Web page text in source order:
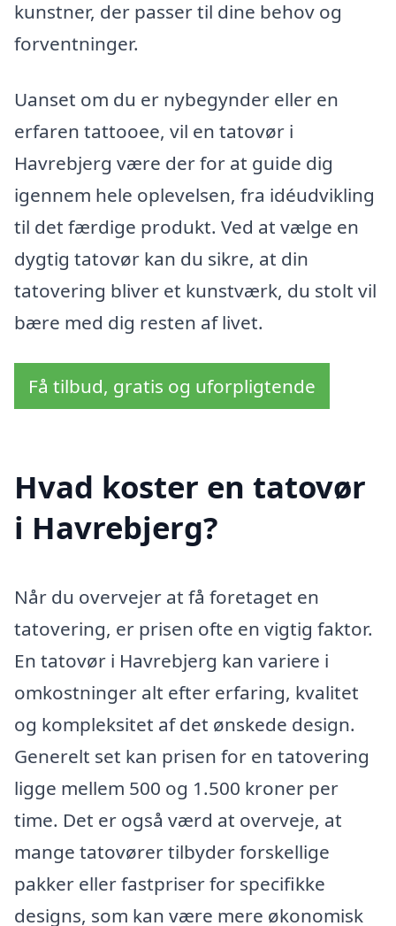
kunstner, der passer til dine behov og
forventninger.
Uanset om du er nybegynder eller en
erfaren tattooee, vil en tatovør i
Havrebjerg være der for at guide dig
igennem hele oplevelsen, fra idéudvikling
til det færdige produkt. Ved at vælge en
dygtig tatovør kan du sikre, at din
tatovering bliver et kunstværk, du stolt vil
bære med dig resten af livet.
Få tilbud, gratis og uforpligtende
Hvad koster en tatovør
i Havrebjerg?
Når du overvejer at få foretaget en
tatovering, er prisen ofte en vigtig faktor.
En tatovør i Havrebjerg kan variere i
omkostninger alt efter erfaring, kvalitet
og kompleksitet af det ønskede design.
Generelt set kan prisen for en tatovering
ligge mellem 500 og 1.500 kroner per
time. Det er også værd at overveje, at
mange tatovører tilbyder forskellige
pakker eller fastpriser for specifikke
designs, som kan være mere økonomisk